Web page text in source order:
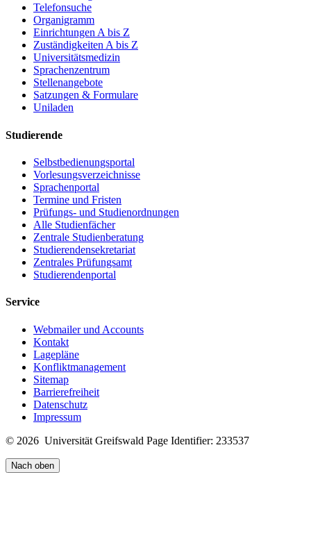
Telefonsuche
Organigramm
Einrichtungen A bis Z
Zuständigkeiten A bis Z
Universitätsmedizin
Sprachenzentrum
Stellenangebote
Satzungen & Formulare
Uniladen
Studierende
Selbstbedienungsportal
Vorlesungsverzeichnisse
Sprachenportal
Termine und Fristen
Prüfungs- und Studienordnungen
Alle Studienfächer
Zentrale Studienberatung
Studierendensekretariat
Zentrales Prüfungsamt
Studierendenportal
Service
Webmailer und Accounts
Kontakt
Lagepläne
Konfliktmanagement
Sitemap
Barrierefreiheit
Datenschutz
Impressum
© 2026 Universität Greifswald Page Identifier: 233537
Nach oben